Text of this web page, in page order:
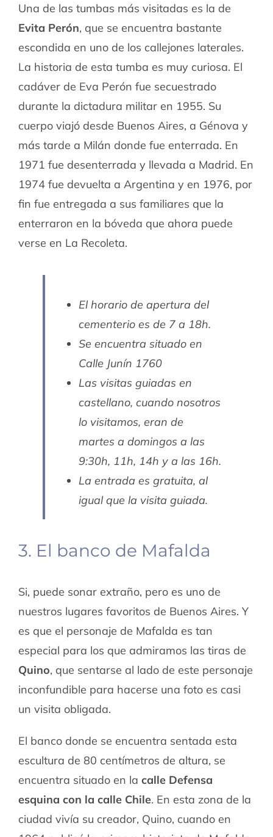
Una de las tumbas más visitadas es la de
Evita Perón, que se encuentra bastante
escondida en uno de los callejones laterales.
La historia de esta tumba es muy curiosa. El
cadáver de Eva Perón fue secuestrado
durante la dictadura militar en 1955. Su
cuerpo viajó desde Buenos Aires, a Génova y
más tarde a Milán donde fue enterrada. En
1971 fue desenterrada y llevada a Madrid. En
1974 fue devuelta a Argentina y en 1976, por
fin fue entregada a sus familiares que la
enterraron en la bóveda que ahora puede
verse en La Recoleta.
El horario de apertura del
cementerio es de 7 a 18h.
Se encuentra situado en
Calle Junín 1760
Las visitas guiadas en
castellano, cuando nosotros
lo visitamos, eran de
martes a domingos a las
9:30h, 11h, 14h y a las 16h.
La entrada es gratuita, al
igual que la visita guiada.
3. El banco de Mafalda
Si, puede sonar extraño, pero es uno de
nuestros lugares favoritos de Buenos Aires. Y
es que el personaje de Mafalda es tan
especial para los que admiramos las tiras de
Quino, que sentarse al lado de este personaje
inconfundible para hacerse una foto es casi
un visita obligada.
El banco donde se encuentra sentada esta
escultura de 80 centímetros de altura, se
encuentra situado en la calle Defensa
esquina con la calle Chile. En esta zona de la
ciudad vivía su creador, Quino, cuando en